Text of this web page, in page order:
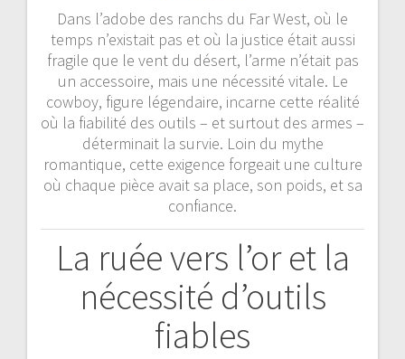
Dans l’adobe des ranchs du Far West, où le
temps n’existait pas et où la justice était aussi
fragile que le vent du désert, l’arme n’était pas
un accessoire, mais une nécessité vitale. Le
cowboy, figure légendaire, incarne cette réalité
où la fiabilité des outils – et surtout des armes –
déterminait la survie. Loin du mythe
romantique, cette exigence forgeait une culture
où chaque pièce avait sa place, son poids, et sa
confiance.
La ruée vers l’or et la
nécessité d’outils
fiables